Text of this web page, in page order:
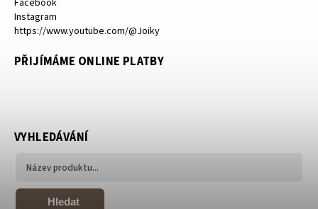
Instagram
https://www.youtube.com/@Joiky
PŘIJÍMÁME ONLINE PLATBY
VYHLEDÁVÁNÍ
Hledat